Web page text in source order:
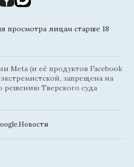
просмотра лицам старше 18
Meta (и её продуктов Facebook
запрещена на
решению Тверского суда